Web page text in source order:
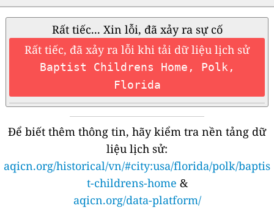
Rất tiếc... Xin lỗi, đã xảy ra sự cố
Rất tiếc, đã xảy ra lỗi khi tải dữ liệu lịch sử
Baptist Childrens Home, Polk,
Florida
Để biết thêm thông tin, hãy kiểm tra nền tảng dữ
liệu lịch sử:
aqicn.org/historical/vn/#city:usa/florida/polk/baptis
t-childrens-home &
aqicn.org/data-platform/